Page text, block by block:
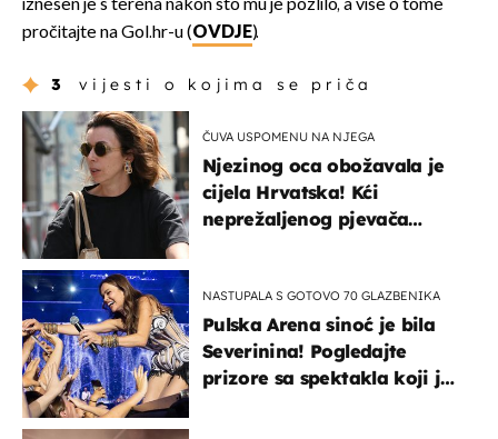
iznesen je s terena nakon što mu je pozlilo, a više o tome
pročitajte na Gol.hr-u (OVDJE).
3 vijesti o kojima se priča
ČUVA USPOMENU NA NJEGA
Njezinog oca obožavala je
cijela Hrvatska! Kći
neprežaljenog pjevača
NASTUPALA S GOTOVO 70 GLAZBENIKA
Pulska Arena sinoć je bila
Severinina! Pogledajte
prizore sa spektakla koji je